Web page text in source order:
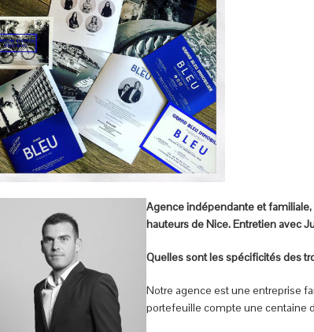
Agence indépendante et familiale,
hauteurs de Nice. Entretien avec
Quelles sont les spécificités des
Notre agence est une entreprise
portefeuille compte une centaine